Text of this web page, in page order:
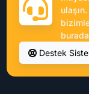
Destek